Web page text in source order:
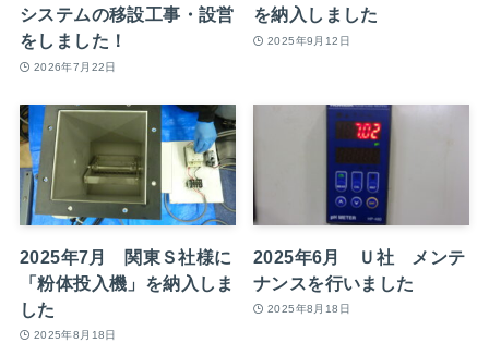
システムの移設工事・設営
をしました！
2026年7月22日
を納入しました
2025年9月12日
2025年7月 関東Ｓ社様に
「粉体投入機」を納入しま
した
2025年8月18日
2025年6月 Ｕ社 メンテ
ナンスを行いました
2025年8月18日